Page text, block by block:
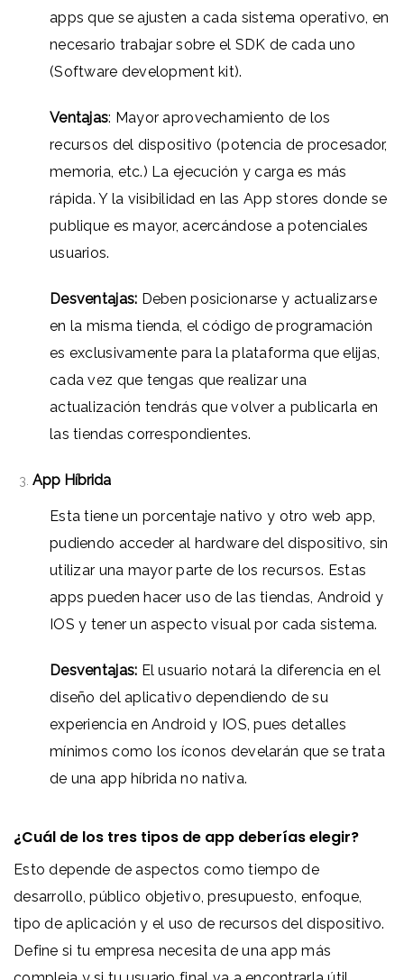
apps que se ajusten a cada sistema operativo, en
necesario trabajar sobre el SDK de cada uno
(Software development kit).
Ventajas: Mayor aprovechamiento de los
recursos del dispositivo (potencia de procesador,
memoria, etc.) La ejecución y carga es más
rápida. Y la visibilidad en las App stores donde se
publique es mayor, acercándose a potenciales
usuarios.
Desventajas: Deben posicionarse y actualizarse
en la misma tienda, el código de programación
es exclusivamente para la plataforma que elijas,
cada vez que tengas que realizar una
actualización tendrás que volver a publicarla en
las tiendas correspondientes.
App Híbrida
Esta tiene un porcentaje nativo y otro web app,
pudiendo acceder al hardware del dispositivo, sin
utilizar una mayor parte de los recursos. Estas
apps pueden hacer uso de las tiendas, Android y
IOS y tener un aspecto visual por cada sistema.
Desventajas: El usuario notará la diferencia en el
diseño del aplicativo dependiendo de su
experiencia en Android y IOS, pues detalles
mínimos como los íconos develarán que se trata
de una app híbrida no nativa.
¿Cuál de los tres tipos de app deberías elegir?
Esto depende de aspectos como tiempo de
desarrollo, público objetivo, presupuesto, enfoque,
tipo de aplicación y el uso de recursos del dispositivo.
Define si tu empresa necesita de una app más